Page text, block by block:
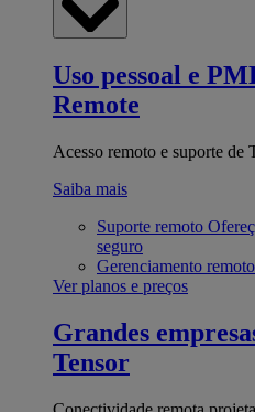
Uso pessoal e
Remote
Acesso remoto e suporte de
Saiba mais
Suporte remoto
seguro
Gerenciamento remoto
Ver planos e preços
Grandes
Tensor